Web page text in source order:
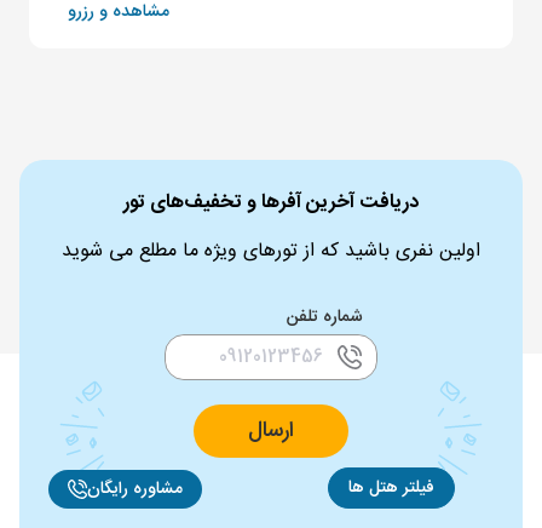
فیلتر هتل ها
مشاهده و رزرو
مشاوره رایگان
دریافت آخرین آفرها و تخفیف‌های تور
اولین نفری باشید که از تورهای ویژه ما مطلع می شوید
شماره تلفن
ارسال